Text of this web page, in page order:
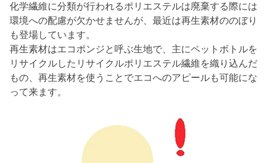
化学繊維に分類が行われるポリエステルは廃棄する際には
環境への配慮が欠かせませんが、最近は再生素材ののぼり
も登場しています。
再生素材はエコポンジと呼ぶ生地で、主にペットボトルを
リサイクルしたリサイクルポリエステル繊維を織り込んだ
もの、再生素材を使うことでエコへのアピールも可能にな
って来ます。